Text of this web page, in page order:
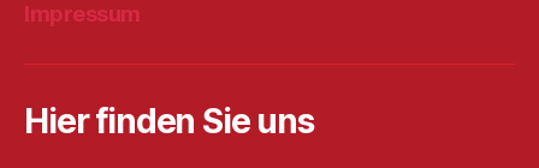
Impressum
Hier finden Sie uns